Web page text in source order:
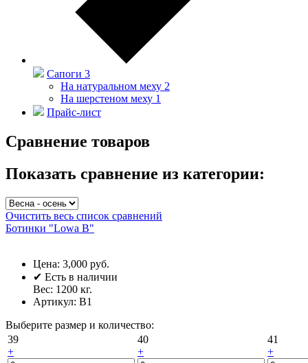
Сапоги 3
На натуральном меху 2
На шерстеном меху 1
Прайс-лист
Сравнение товаров
Показать сравнение из категории:
Очистить весь список сравнений
Ботинки "Lowa В"
Цена: 3,000 руб.
✔ Есть в наличии
Вес: 1200 кг.
Артикул: В1
Выберите размер и количество:
39
+
40
+
41
+